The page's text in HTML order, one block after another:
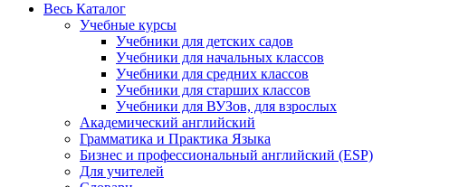
Весь Каталог
Учебные курсы
Учебники для детских садов
Учебники для начальных классов
Учебники для средних классов
Учебники для старших классов
Учебники для ВУЗов, для взрослых
Академический английский
Грамматика и Практика Языка
Бизнес и профессиональный английский (ESP)
Для учителей